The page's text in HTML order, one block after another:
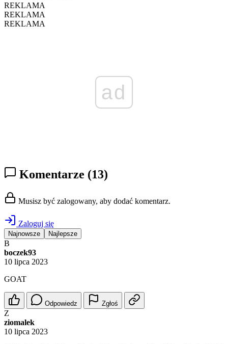
REKLAMA
REKLAMA
REKLAMA
ad
Komentarze (13)
Musisz być zalogowany, aby dodać komentarz.
Zaloguj się
Najnowsze Najlepsze
B
boczek93
10 lipca 2023
GOAT
Odpowiedz Zgłoś
Z
ziomalek
10 lipca 2023